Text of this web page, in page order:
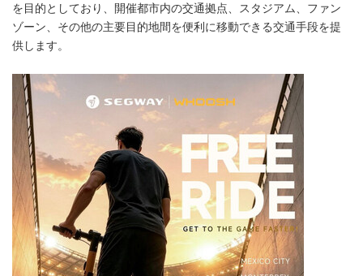
を目的としており、開催都市内の交通拠点、スタジアム、ファン
ゾーン、その他の主要目的地間を便利に移動できる交通手段を提
供します。